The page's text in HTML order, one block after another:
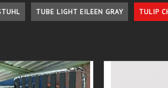
TUBE LIGHT EILEEN GRAY TULIP